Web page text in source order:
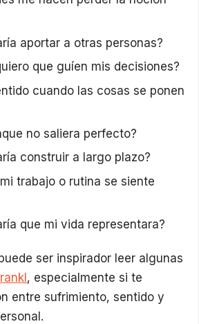
aportar a otras personas?
que guíen mis decisiones?
cuando las cosas se ponen
no saliera perfecto?
construir a largo plazo?
trabajo o rutina se siente
que mi vida representara?
ser inspirador leer algunas
, especialmente si te
entre sufrimiento, sentido y